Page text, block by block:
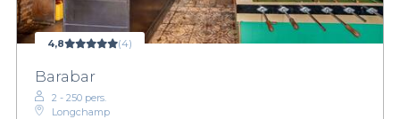
4,8 (4)
Barabar
2 - 250 pers.
Longchamp